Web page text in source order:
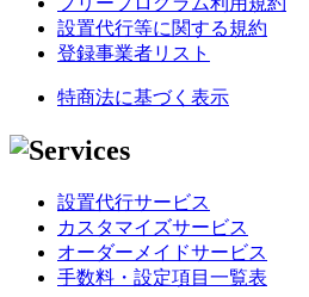
設置代行等に関する規約
登録事業者リスト
特商法に基づく表示
設置代行サービス
カスタマイズサービス
オーダーメイドサービス
手数料・設定項目一覧表